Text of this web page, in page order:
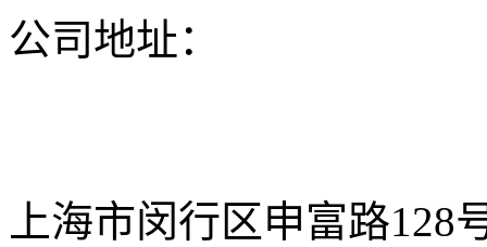
公司地址：
上海市闵行区申富路128